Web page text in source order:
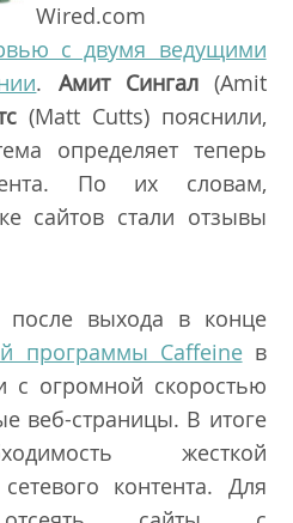
Wired.com
с двумя ведущими
. Амит Сингал(Amit
(Matt Cutts) пояснили,
определяет теперь
По их словам,
сайтов стали отзывы
выхода в конце
программы Caffeineв
с огромной скоростью
веб-страницы. В итоге
жесткой
контента. Для